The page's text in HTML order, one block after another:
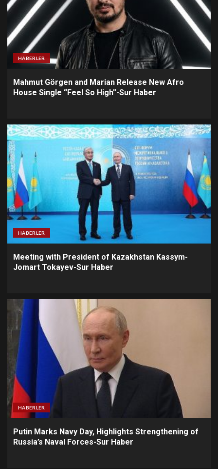
HABERLER
Mahmut Görgen and Marian Release New Afro
House Single “Feel So High”-Sur Haber
HABERLER
Meeting with President of Kazakhstan Kassym-
Jomart Tokayev-Sur Haber
HABERLER
Putin Marks Navy Day, Highlights Strengthening of
Russia’s Naval Forces-Sur Haber